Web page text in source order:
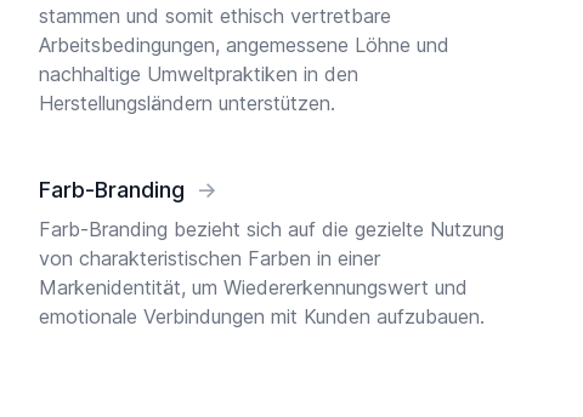
stammen und somit ethisch vertretbare
Arbeitsbedingungen, angemessene Löhne und
nachhaltige Umweltpraktiken in den
Herstellungsländern unterstützen.
Farb-Branding →
Farb-Branding bezieht sich auf die gezielte Nutzung
von charakteristischen Farben in einer
Markenidentität, um Wiedererkennungswert und
emotionale Verbindungen mit Kunden aufzubauen.